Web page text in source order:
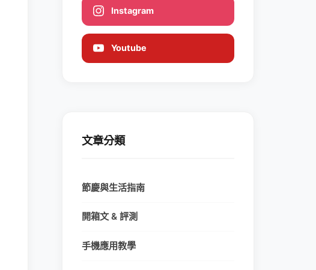
Instagram
Youtube
文章分類
節慶與生活指南
開箱文 & 評測
手機應用教學